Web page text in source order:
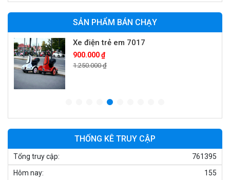
SẢN PHẨM BÁN CHẠY
Xe điện trẻ em 7017
900.000 ₫
1.250.000 ₫
Xe ô tô điện trẻ em cảnh sát J2988
Xe ô tô điện trẻ em địa hình M666
THỐNG KÊ TRUY CẬP
761395
Tổng truy cập:
155
Hôm nay: